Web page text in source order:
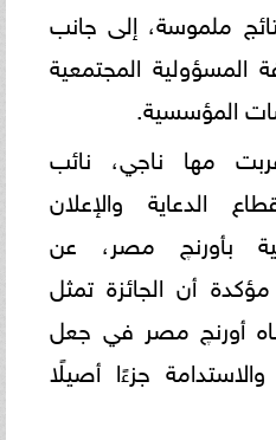
ملموسة، إلى جانب
المسؤولية المجتمعية
المؤسسية.
مها ناجي، نائب
الدعاية والإعلان
بأورنچ مصر، عن
مؤكدة أن الجائزة تمثل
أورنچ مصر في جعل
جزءًا أصيلًا